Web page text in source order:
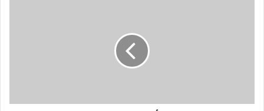
في